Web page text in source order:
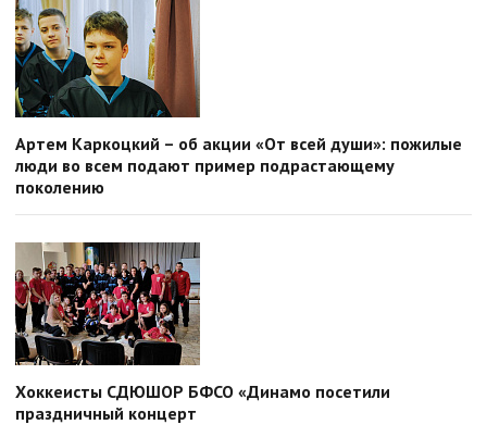
Артем Каркоцкий – об акции «От всей души»: пожилые
люди во всем подают пример подрастающему
поколению
Хоккеисты СДЮШОР БФСО «Динамо посетили
праздничный концерт